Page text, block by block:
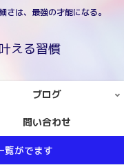
は、最強の才能になる。
える習慣
ブログ
問い合わせ
覧がでます